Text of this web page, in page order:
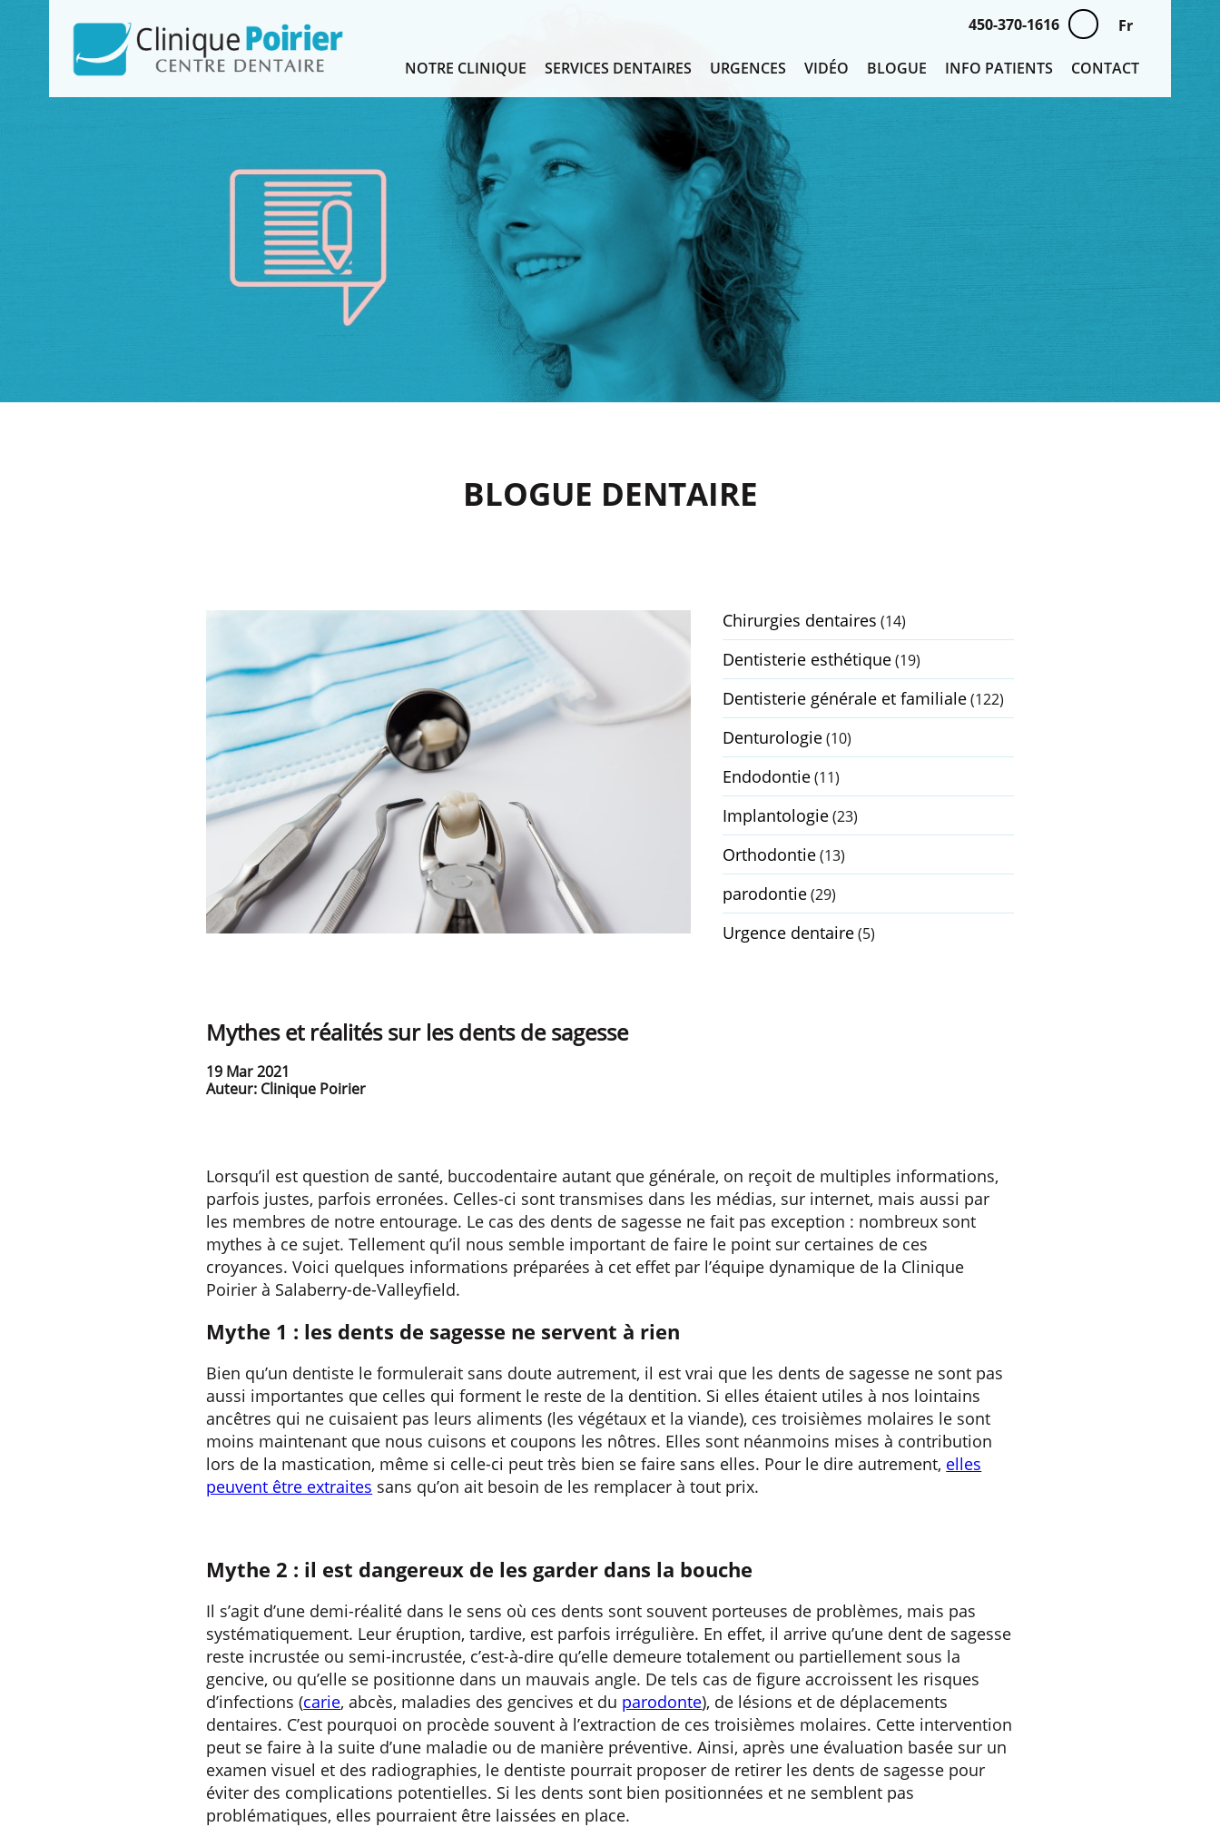
Fr
450-370-1616
NOTRE CLINIQUE SERVICES DENTAIRES URGENCES VIDÉO BLOGUE INFO PATIENTS CONTACT
BLOGUE DENTAIRE
Chirurgies dentaires (14)
Dentisterie esthétique(19)
Dentisterie générale et familiale(122)
Denturologie(10)
Endodontie(11)
Implantologie(23)
Orthodontie(13)
parodontie(29)
Urgence dentaire(5)
Mythes et réalités sur les dents de sagesse
19 Mar 2021
Auteur: Clinique Poirier
Lorsqu’il est question de santé, buccodentaire autant que générale, on reçoit de multiples informations,
parfois justes, parfois erronées. Celles-ci sont transmises dans les médias, sur internet, mais aussi par
les membres de notre entourage. Le cas des dents de sagesse ne fait pas exception : nombreux sont
mythes à ce sujet. Tellement qu’il nous semble important de faire le point sur certaines de ces
croyances. Voici quelques informations préparées à cet effet par l’équipe dynamique de la Clinique
Poirier à Salaberry-de-Valleyfield.
Mythe 1 : les dents de sagesse ne servent à rien
Bien qu’un dentiste le formulerait sans doute autrement, il est vrai que les dents de sagesse ne sont pas
aussi importantes que celles qui forment le reste de la dentition. Si elles étaient utiles à nos lointains
ancêtres qui ne cuisaient pas leurs aliments (les végétaux et la viande), ces troisièmes molaires le sont
moins maintenant que nous cuisons et coupons les nôtres. Elles sont néanmoins mises à contribution
lors de la mastication, même si celle-ci peut très bien se faire sans elles. Pour le dire autrement, elles
peuvent être extraites sans qu’on ait besoin de les remplacer à tout prix.
Mythe 2 : il est dangereux de les garder dans la bouche
Il s’agit d’une demi-réalité dans le sens où ces dents sont souvent porteuses de problèmes, mais pas
systématiquement. Leur éruption, tardive, est parfois irrégulière. En effet, il arrive qu’une dent de sagesse
reste incrustée ou semi-incrustée, c’est-à-dire qu’elle demeure totalement ou partiellement sous la
gencive, ou qu’elle se positionne dans un mauvais angle. De tels cas de figure accroissent les risques
d’infections (carie, abcès, maladies des gencives et du parodonte), de lésions et de déplacements
dentaires. C’est pourquoi on procède souvent à l’extraction de ces troisièmes molaires. Cette intervention
peut se faire à la suite d’une maladie ou de manière préventive. Ainsi, après une évaluation basée sur un
examen visuel et des radiographies, le dentiste pourrait proposer de retirer les dents de sagesse pour
éviter des complications potentielles. Si les dents sont bien positionnées et ne semblent pas
problématiques, elles pourraient être laissées en place.